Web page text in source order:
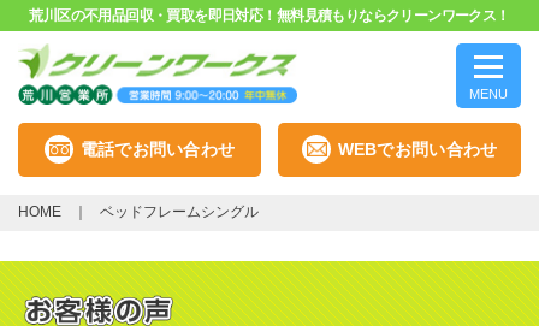
荒川区の不用品回収・買取を即日対応！無料見積もりならクリーンワークス！
MENU
電話でお問い合わせ WEBでお問い合わせ
HOME ベッドフレームシングル